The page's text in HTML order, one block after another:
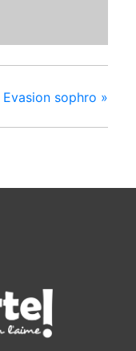
Evasion sophro »